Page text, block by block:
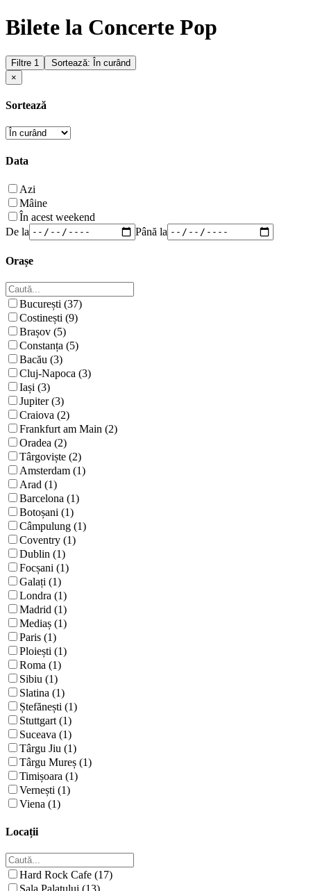
Bilete la Concerte Pop
Filtre 1
Sortează: În curând
×
Sortează
Data
Azi
Mâine
În acest weekend
De la
Până la
Orașe
București (37)
Costinești (9)
Brașov (5)
Constanța (5)
Bacău (3)
Cluj-Napoca (3)
Iași (3)
Jupiter (3)
Craiova (2)
Frankfurt am Main (2)
Oradea (2)
Târgoviște (2)
Amsterdam (1)
Arad (1)
Barcelona (1)
Botoșani (1)
Câmpulung (1)
Coventry (1)
Dublin (1)
Focșani (1)
Galați (1)
Londra (1)
Madrid (1)
Mediaș (1)
Paris (1)
Ploiești (1)
Roma (1)
Sibiu (1)
Slatina (1)
Ștefănești (1)
Stuttgart (1)
Suceava (1)
Târgu Jiu (1)
Târgu Mureș (1)
Timișoara (1)
Vernești (1)
Viena (1)
Locații
Hard Rock Cafe (17)
Sala Palatului (13)